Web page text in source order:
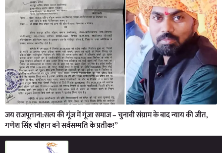
जय राजपूताना:सत्य की गूंज में गूंजा समाज – चुनावी संग्राम के बाद न्याय की जीत,
गणेश सिंह चौहान बने सर्वसम्मति के प्रतीक!”